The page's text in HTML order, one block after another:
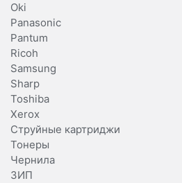
Oki
Panasonic
Pantum
Ricoh
Samsung
Sharp
Toshiba
Xerox
Струйные картриджи
Тонеры
Чернила
ЗИП